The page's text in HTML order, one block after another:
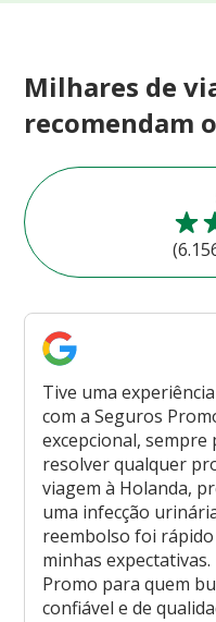
Milhares de
recomendam
Tive uma
com a Seguros
excepcional,
resolver qualquer
viagem à Holanda,
uma infecção
reembolso foi
minhas
Promo para quem
confiável e de